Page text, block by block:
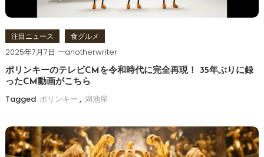
ン
注目ニュース 食グルメ
2025年7月7日 anotherwriter
ポリンキーのテレビCMを令和時代に完全再現！ 35年ぶりに録
ったCM動画がこちら
Tagged ポリンキー , 湖池屋